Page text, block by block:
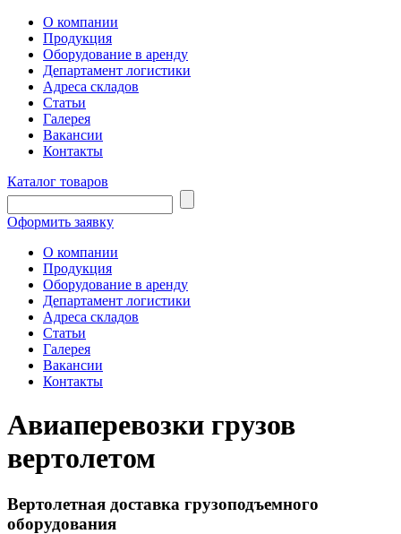
О компании
Продукция
Оборудование в аренду
Департамент логистики
Адреса складов
Статьи
Галерея
Вакансии
Контакты
Каталог товаров
Оформить заявку
О компании
Продукция
Оборудование в аренду
Департамент логистики
Адреса складов
Статьи
Галерея
Вакансии
Контакты
Авиаперевозки грузов
вертолетом
Вертолетная доставка грузоподъемного
оборудования